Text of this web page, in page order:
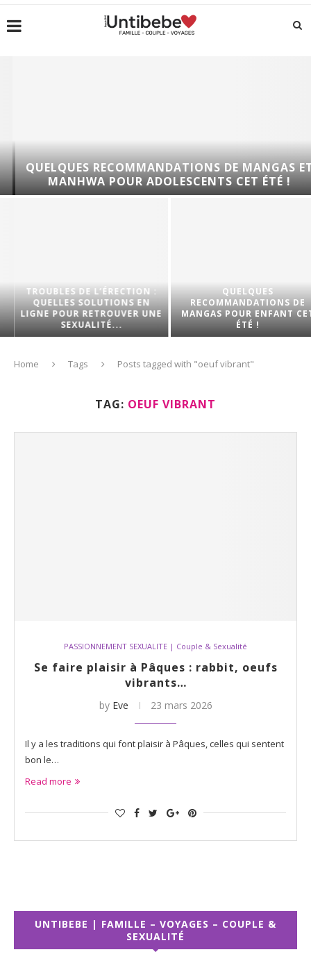
QUELQUES RECOMMANDATIONS DE MANGAS ET
MANHWA POUR ADOLESCENTS CET ÉTÉ !
TROUBLES DE L’ÉRECTION :
QUELLES SOLUTIONS EN
LIGNE POUR RETROUVER UNE
SEXUALITÉ...
QUELQUES
RECOMMANDATIONS DE
MANGAS POUR ENFANT CET
ÉTÉ !
Home Tags Posts tagged with "oeuf vibrant"
TAG: OEUF VIBRANT
PASSIONNEMENT SEXUALITE | Couple & Sexualité
Se faire plaisir à Pâques : rabbit, oeufs
vibrants…
by Eve 23 mars 2026
Il y a les traditions qui font plaisir à Pâques, celles qui sentent
bon le…
Read more
UNTIBEBE | FAMILLE – VOYAGES – COUPLE &
SEXUALITÉ